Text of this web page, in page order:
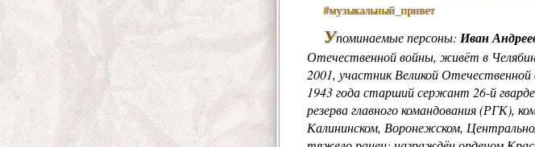
#музыкальный_привет
Упоминаемые персоны: Иван
Отечественной войны, живёт в
2001, участник Великой
1943 года старший сержант 26-й
резерва главного командования (РГК),
Калининском, Воронежском,